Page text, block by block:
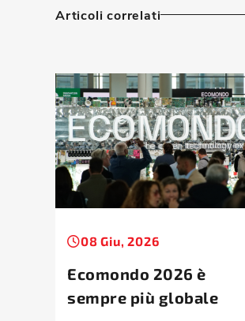
Articoli correlati
08 Giu, 2026
Ecomondo 2026 è
sempre più globale